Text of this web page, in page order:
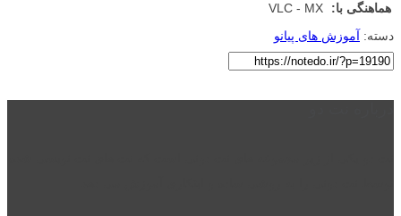
هماهنگی با:
VLC - MX
دسته: آموزش های پیانو